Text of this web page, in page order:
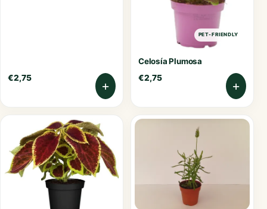
€2,75
+
PET-FRIENDLY
Celosía Plumosa
€2,75
+